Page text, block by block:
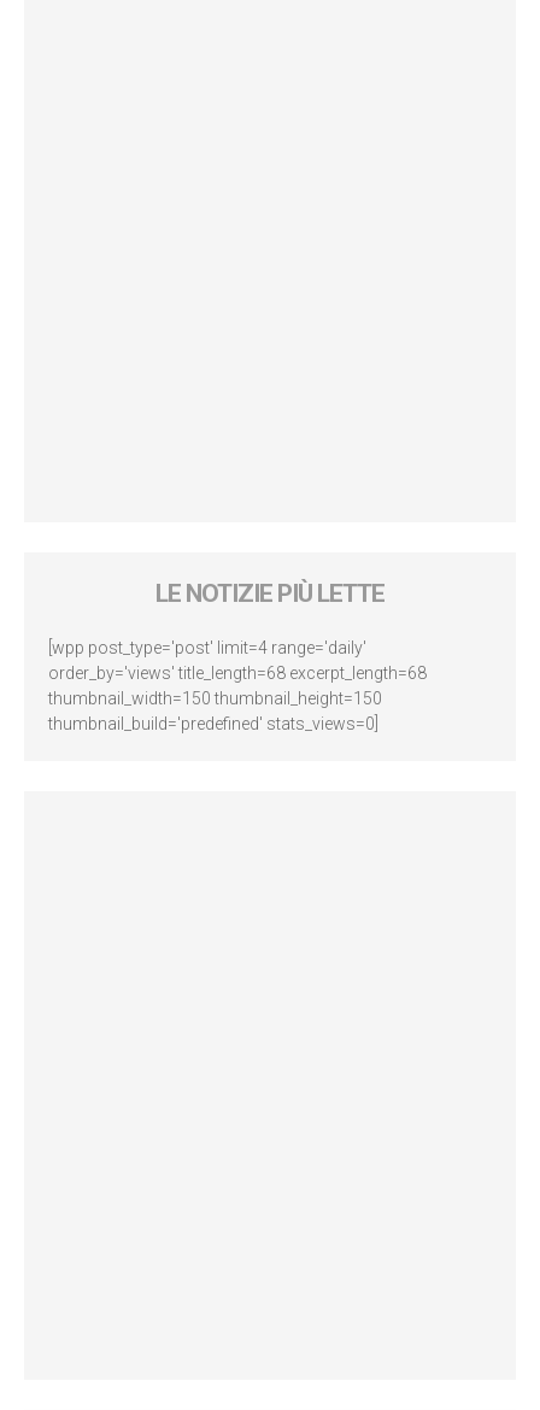
LE NOTIZIE PIÙ LETTE
[wpp post_type='post' limit=4 range='daily'
order_by='views' title_length=68 excerpt_length=68
thumbnail_width=150 thumbnail_height=150
thumbnail_build='predefined' stats_views=0]